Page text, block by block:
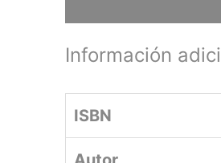
Información
ISBN